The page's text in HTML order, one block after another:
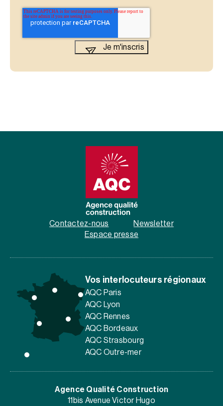
Contactez-nous
Newsletter
Espace presse
Vos interlocuteurs régionaux
AQC Paris
AQC Lyon
AQC Rennes
AQC Bordeaux
AQC Strasbourg
AQC Outre-mer
Agence Qualité Construction
11bis Avenue Victor Hugo